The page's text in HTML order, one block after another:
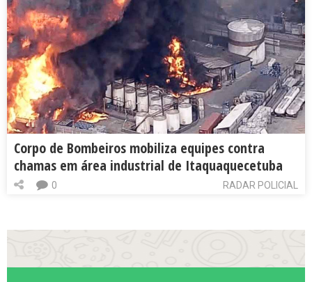
Corpo de Bombeiros mobiliza equipes contra
chamas em área industrial de Itaquaquecetuba
RADAR POLICIAL
0